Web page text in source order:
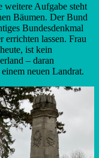
weitere Aufgabe steht
Bäumen. Der Bund
Bundesdenkmal
lassen. Frau
ist kein
– daran
neuen Landrat.